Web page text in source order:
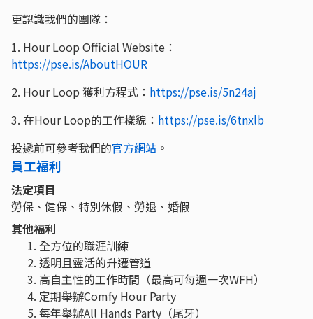
更認識我們的團隊：
1. Hour Loop Official Website：
https://pse.is/AboutHOUR
2. Hour Loop 獲利方程式： https://pse.is/5n24aj
3. 在Hour Loop的工作樣貌： https://pse.is/6tnxlb
投遞前可參考我們的官方網站 。
員工福利
法定項目
勞保、健保、特別休假、勞退、婚假
其他福利
全方位的職涯訓練
透明且靈活的升遷管道
高自主性的工作時間（最高可每週一次WFH）
定期舉辦Comfy Hour Party
每年舉辦All Hands Party（尾牙）